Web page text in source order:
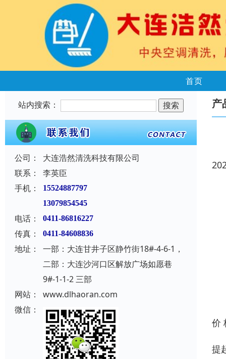
首页
站内搜索：
公司：
大连浩然清洗科技有限公司
联系：
李英臣
手机：
15524887797
13079854545
电话： 0411-86816227
传真： 0411-84608836
地址：
一部：大连甘井子区静竹街18#-4-6-1，
二部：大连沙河口区解放广场如愿巷
9#-1-1-2 三部
网站：
www.dlhaoran.com
微信：
产
价
提